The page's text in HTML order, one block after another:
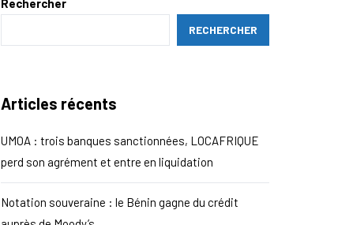
Rechercher
RECHERCHER
Articles récents
UMOA : trois banques sanctionnées, LOCAFRIQUE
perd son agrément et entre en liquidation
Notation souveraine : le Bénin gagne du crédit